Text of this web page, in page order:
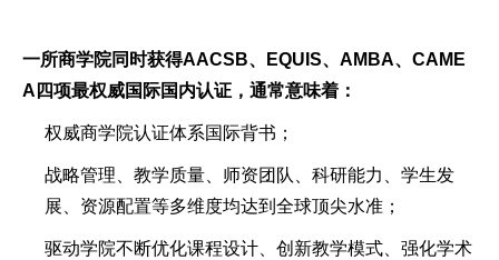
一所商学院同时获得AACSB、EQUIS、AMBA、CAME
A四项最权威国际国内认证，通常意味着：
权威商学院认证体系国际背书；
战略管理、教学质量、师资团队、科研能力、学生发
展、资源配置等多维度均达到全球顶尖水准；
驱动学院不断优化课程设计、创新教学模式、强化学术